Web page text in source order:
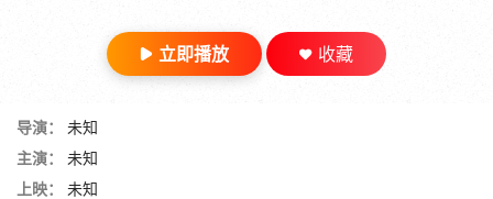
立即播放 收藏
导演：
未知
主演：
未知
上映：
未知